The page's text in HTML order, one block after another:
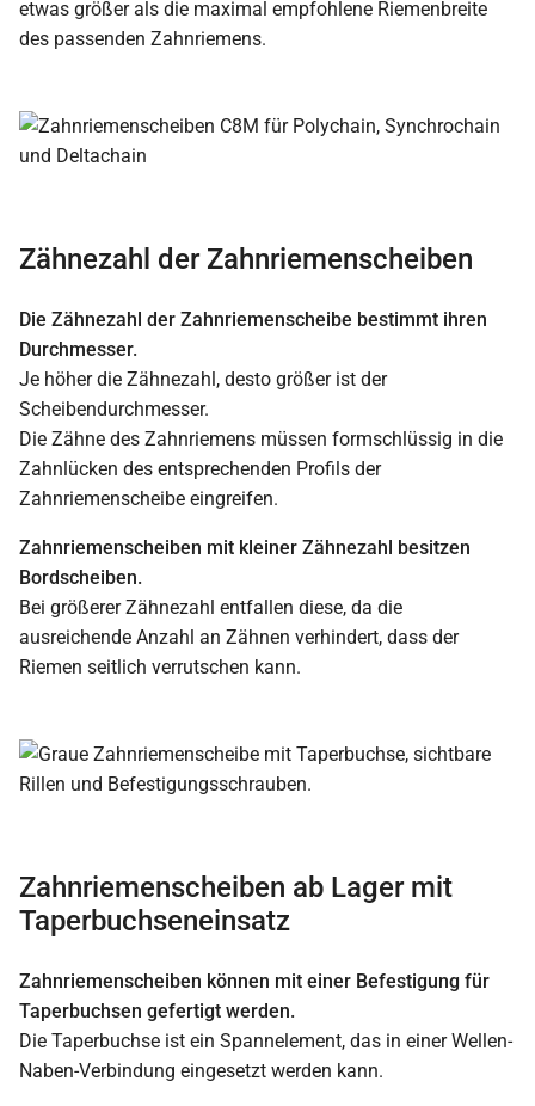
etwas größer als die maximal empfohlene Riemenbreite
des passenden Zahnriemens.
Zähnezahl der Zahnriemenscheiben
Die Zähnezahl der Zahnriemenscheibe bestimmt ihren
Durchmesser.
Je höher die Zähnezahl, desto größer ist der
Scheibendurchmesser.
Die Zähne des Zahnriemens müssen formschlüssig in die
Zahnlücken des entsprechenden Profils der
Zahnriemenscheibe eingreifen.
Zahnriemenscheiben mit kleiner Zähnezahl besitzen
Bordscheiben.
Bei größerer Zähnezahl entfallen diese, da die
ausreichende Anzahl an Zähnen verhindert, dass der
Riemen seitlich verrutschen kann.
Zahnriemenscheiben ab Lager mit
Taperbuchseneinsatz
Zahnriemenscheiben können mit einer Befestigung für
Taperbuchsen gefertigt werden.
Die Taperbuchse ist ein Spannelement, das in einer Wellen-
Naben-Verbindung eingesetzt werden kann.